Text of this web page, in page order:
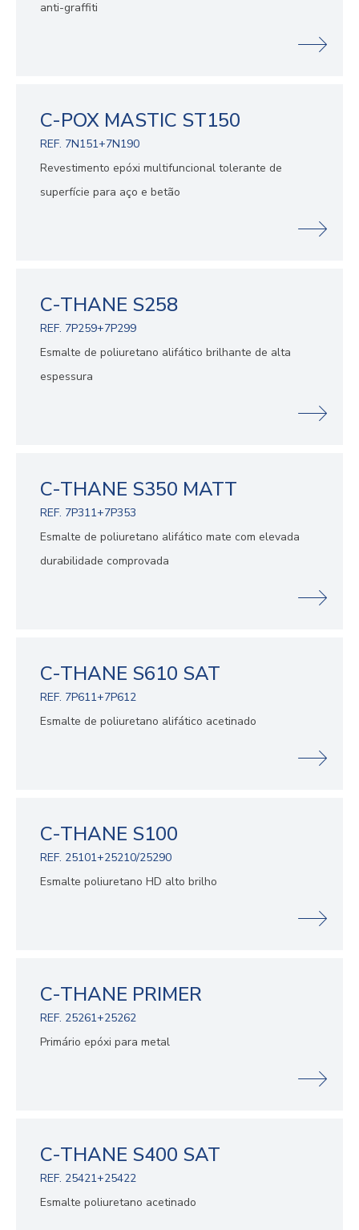
anti-graffiti
C-POX MASTIC ST150
REF. 7N151+7N190
Revestimento epóxi multifuncional tolerante de
superfície para aço e betão
C-THANE S258
REF. 7P259+7P299
Esmalte de poliuretano alifático brilhante de alta
espessura
C-THANE S350 MATT
REF. 7P311+7P353
Esmalte de poliuretano alifático mate com elevada
durabilidade comprovada
C-THANE S610 SAT
REF. 7P611+7P612
Esmalte de poliuretano alifático acetinado
C-THANE S100
REF. 25101+25210/25290
Esmalte poliuretano HD alto brilho
C-THANE PRIMER
REF. 25261+25262
Primário epóxi para metal
C-THANE S400 SAT
REF. 25421+25422
Esmalte poliuretano acetinado